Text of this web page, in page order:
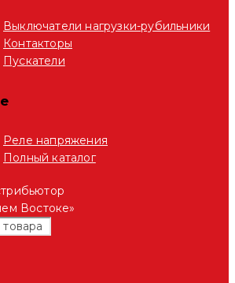
Выключатели нагрузки-рубильники
Контакторы
Пускатели
Реле напряжения
Полный каталог
Востоке»